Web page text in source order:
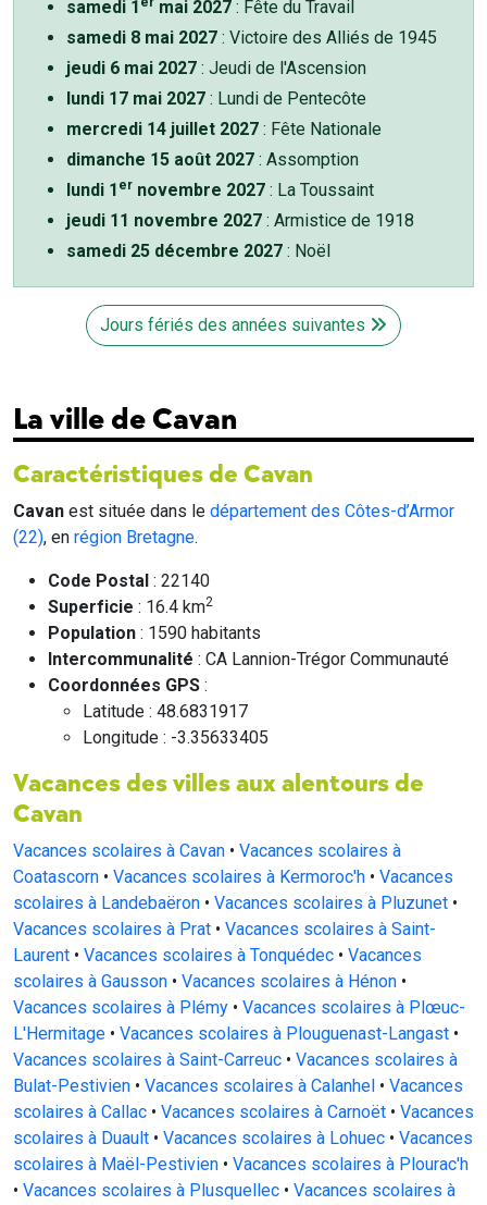
samedi 1
mai 2027 : Fête du Travail
samedi 8 mai 2027 : Victoire des Alliés de 1945
jeudi 6 mai 2027 : Jeudi de l'Ascension
lundi 17 mai 2027 : Lundi de Pentecôte
mercredi 14 juillet 2027 : Fête Nationale
dimanche 15 août 2027 : Assomption
lundi 1 er novembre 2027 : La Toussaint
jeudi 11 novembre 2027 : Armistice de 1918
samedi 25 décembre 2027 : Noël
Jours fériés des années suivantes
La ville de Cavan
Caractéristiques de Cavan
Cavan est située dans le département des Côtes-d’Armor
(22), en région Bretagne.
Code Postal : 22140
Superficie : 16.4 km2
Population : 1590 habitants
Intercommunalité : CA Lannion-Trégor Communauté
Coordonnées GPS :
Latitude : 48.6831917
Longitude : -3.35633405
Vacances des villes aux alentours de
Cavan
Vacances scolaires à Cavan • Vacances scolaires à
Coatascorn • Vacances scolaires à Kermoroc'h • Vacances
scolaires à Landebaëron • Vacances scolaires à Pluzunet •
Vacances scolaires à Prat • Vacances scolaires à Saint-
Laurent • Vacances scolaires à Tonquédec • Vacances
scolaires à Gausson • Vacances scolaires à Hénon •
Vacances scolaires à Plémy • Vacances scolaires à Plœuc-
L'Hermitage • Vacances scolaires à Plouguenast-Langast •
Vacances scolaires à Saint-Carreuc • Vacances scolaires à
Bulat-Pestivien • Vacances scolaires à Calanhel • Vacances
scolaires à Callac • Vacances scolaires à Carnoët • Vacances
scolaires à Duault • Vacances scolaires à Lohuec • Vacances
scolaires à Maël-Pestivien • Vacances scolaires à Plourac'h
• Vacances scolaires à Plusquellec • Vacances scolaires à